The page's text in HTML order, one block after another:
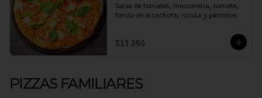
Salsa de tomates, mozzarella, tomate,
fondo de alcachofa, rúcula y palmitos
$13.350
PIZZAS FAMILIARES